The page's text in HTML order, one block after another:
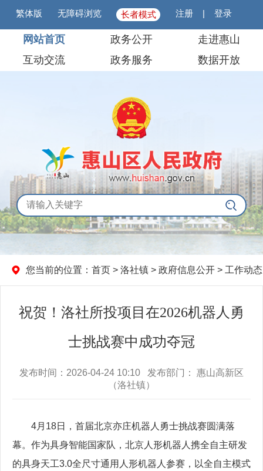
繁体版 无障碍浏览 长者模式 注册 |登录
网站首页 政务公开
走进惠山
互动交流
政务服务 数据开放
您当前的位置： 首页 > 洛社镇 > 政府信息公开 > 工作动态
祝贺！洛社所投项目在2026机器人勇
士挑战赛中成功夺冠
发布时间：2026-04-24 10:10 发布部门： 惠山高新区
（洛社镇）
4月18日，首届北京亦庄机器人勇士挑战赛圆满落
幕。作为具身智能国家队，北京人形机器人携全自主研发
的具身天工3.0全尺寸通用人形机器人参赛，以全自主模式